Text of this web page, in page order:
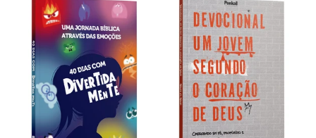
Quarto
de
Guerra
Isabelle
S.
Alves
Quarto
de
Guerra
|
Isabelle
S.
Alves
Café
com
Mulheres
da
Bíblia
Equipe
Teológica
Penkal
Café
com
Mulheres
da
Bíblia
|
Equipe
Teológica
Penkal